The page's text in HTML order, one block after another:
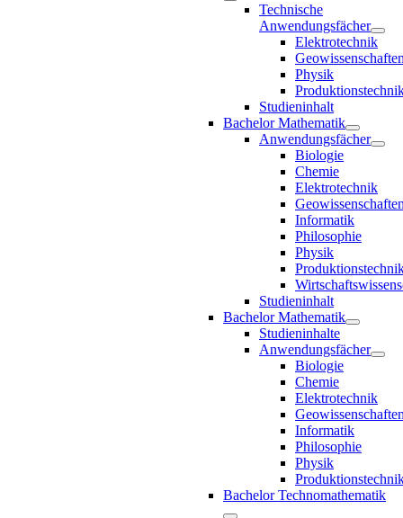
Technische
Anwendungsfächer
Elektrotechnik
Physik
Studieninhalt
Bachelor Mathematik
Anwendungsfächer
Biologie
Chemie
Elektrotechnik
Informatik
Philosophie
Physik
Studieninhalt
Bachelor Mathematik
Studieninhalte
Anwendungsfächer
Biologie
Chemie
Elektrotechnik
Informatik
Philosophie
Physik
Bachelor Technomathematik